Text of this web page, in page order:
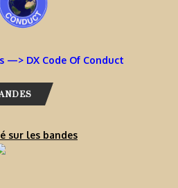
—> DX Code Of Conduct
sur les bandes